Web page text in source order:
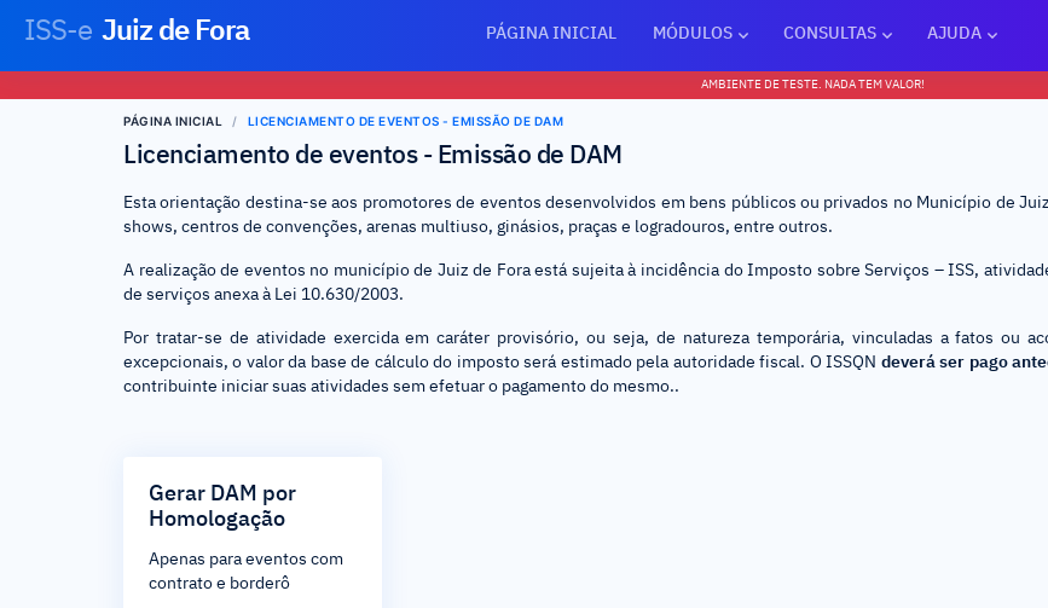
ISS-e Juiz de Fora PÁGINA INICIAL MÓDULOS CONSULTAS AJUDA
AMBIENTE DE TESTE. NADA TEM VALOR!
PÁGINA INICIAL LICENCIAMENTO DE EVENTOS - EMISSÃO DE DAM
Licenciamento de eventos - Emissão de DAM
Esta orientação destina-se aos promotores de eventos desenvolvidos em bens públicos ou privados no Município de
shows, centros de convenções, arenas multiuso, ginásios, praças e logradouros, entre outros.
A realização de eventos no município de Juiz de Fora está sujeita à incidência do Imposto sobre Serviços – ISS,
de serviços anexa à Lei 10.630/2003.
Por tratar-se de atividade exercida em caráter provisório, ou seja, de natureza temporária, vinculadas a fatos ou
excepcionais, o valor da base de cálculo do imposto será estimado pela autoridade fiscal. O ISSQN deverá ser pago
contribuinte iniciar suas atividades sem efetuar o pagamento do mesmo..
Gerar DAM por
Homologação
Apenas para eventos com
contrato e borderô